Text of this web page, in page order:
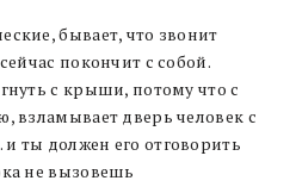
бывает, что звонит
покончит с собой.
с крыши, потому что с
взламывает дверь человек с
ты должен его отговорить
не вызовешь